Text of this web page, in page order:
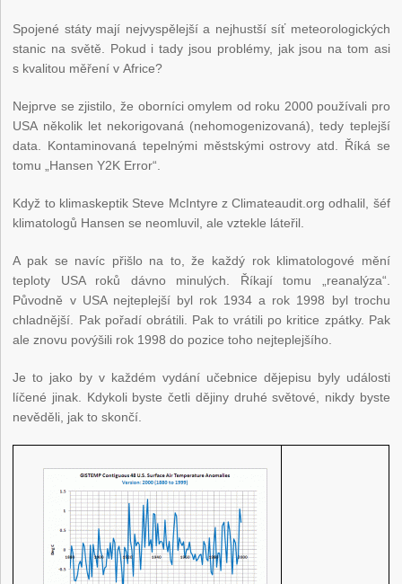
Spojené státy mají nejvyspělejší a nejhustší síť meteorologických
stanic na světě. Pokud i tady jsou problémy, jak jsou na tom asi
s kvalitou měření v Africe?
Nejprve se zjistilo, že oborníci omylem od roku 2000 používali pro
USA několik let nekorigovaná (nehomogenizovaná), tedy teplejší
data. Kontaminovaná tepelnými městskými ostrovy atd. Říká se
tomu „Hansen Y2K Error“.
Když to klimaskeptik Steve McIntyre z Climateaudit.org odhalil, šéf
klimatologů Hansen se neomluvil, ale vztekle láteřil.
A pak se navíc přišlo na to, že každý rok klimatologové mění
teploty USA roků dávno minulých. Říkají tomu „reanalýza“.
Původně v USA nejteplejší byl rok 1934 a rok 1998 byl trochu
chladnější. Pak pořadí obrátili. Pak to vrátili po kritice zpátky. Pak
ale znovu povýšili rok 1998 do pozice toho nejteplejšího.
Je to jako by v každém vydání učebnice dějepisu byly události
líčené jinak. Kdykoli byste četli dějiny druhé světové, nikdy byste
nevěděli, jak to skončí.